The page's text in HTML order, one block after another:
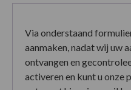
Via onderstaand
aanmaken, nadat wij uw
ontvangen en
activeren en kunt u onze